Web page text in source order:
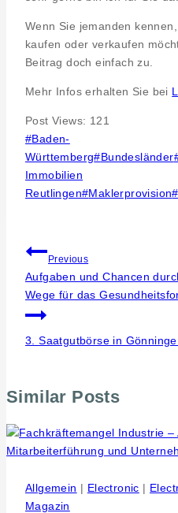
Wenn Sie jemanden
kaufen oder verkaufen
Beitrag doch einfach zu.
Mehr Infos erhalten Sie bei
Post Views: 121
Post
Tags:
#Baden-
Württemberg#Bundesländer
Immobilien
Reutlingen#Maklerprovision#
Beitragsnavigation
Previous
Aufgaben und Chancen
Wege für das
3. Saatgutbörse in
Similar Posts
Allgemein | Electronic |
Magazin